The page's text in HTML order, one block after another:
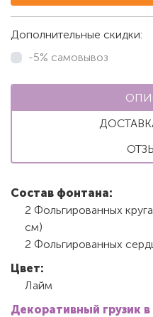
Дополнительные скидки:
-5% самовывоз
Состав фонтана:
2 Фольгированных
см)
2 Фольгированных
Цвет:
Лайм
Декоративный грузик